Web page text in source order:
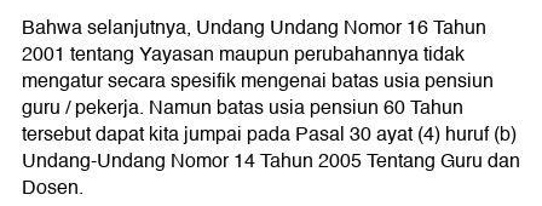
Bahwa selanjutnya, Undang Undang Nomor 16 Tahun
2001 tentang Yayasan maupun perubahannya tidak
mengatur secara spesifik mengenai batas usia pensiun
guru / pekerja. Namun batas usia pensiun 60 Tahun
tersebut dapat kita jumpai pada Pasal 30 ayat (4) huruf (b)
Undang-Undang Nomor 14 Tahun 2005 Tentang Guru dan
Dosen.